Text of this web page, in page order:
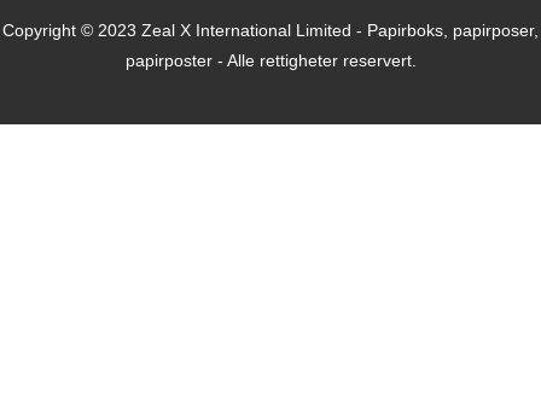
Copyright © 2023 Zeal X International Limited - Papirboks, papirposer,
papirposter - Alle rettigheter reservert.